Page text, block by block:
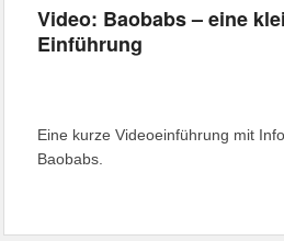
Video: Baobabs – eine
Einführung
Eine kurze Videoeinführung mit
Baobabs.